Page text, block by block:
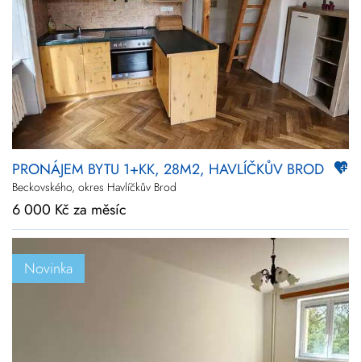
PRONÁJEM BYTU 1+KK, 28M2, HAVLÍČKŮV BROD
Beckovského, okres Havlíčkův Brod
6 000 Kč za měsíc
Novinka